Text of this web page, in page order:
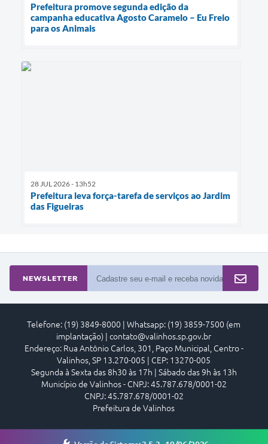
Prefeitura promove segunda edição da
campanha educativa Agosto Caramelo – Eu Freio
para os Animais
28 JUL 2026 - 13h52
Prefeitura leva força-tarefa de serviços ao Jardim
das Figueiras
NEWSLETTER
Telefone: (19) 3849-8000 | Whatsapp: (19) 3859-7500 (em
implantação) | contato@valinhos.sp.gov.br
Endereço: Rua Antônio Carlos, 301, Paço Municipal, Centro -
Valinhos, SP 13.270-005 | CEP: 13270-005
Segunda à Sexta das 8h30 às 17h | Sábado das 9h às 13h
Município de Valinhos - CNPJ: 45.787.678/0001-02
CNPJ: 45.787.678/0001-02
Prefeitura de Valinhos